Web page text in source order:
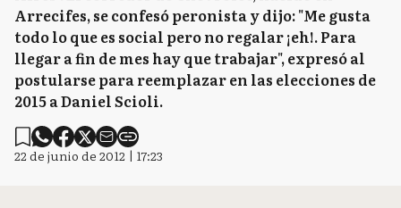
Arrecifes, se confesó peronista y dijo: "Me gusta
todo lo que es social pero no regalar ¡eh!. Para
llegar a fin de mes hay que trabajar", expresó al
postularse para reemplazar en las elecciones de
2015 a Daniel Scioli.
22 de junio de 2012 | 17:23